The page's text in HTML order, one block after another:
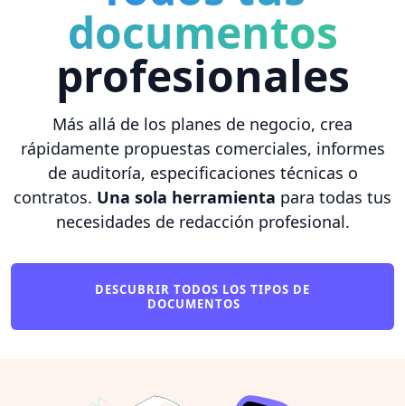
documentos
profesionales
Más allá de los planes de negocio, crea
rápidamente propuestas comerciales, informes
de auditoría, especificaciones técnicas o
contratos. Una sola herramienta para todas tus
necesidades de redacción profesional.
DESCUBRIR TODOS LOS TIPOS DE
DOCUMENTOS